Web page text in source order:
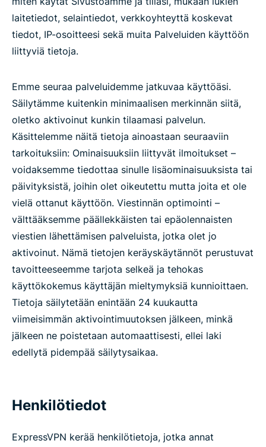
laitetiedot, selaintiedot, verkkoyhteyttä koskevat
tiedot, IP-osoitteesi sekä muita Palveluiden käyttöön
liittyviä tietoja.
Emme seuraa palveluidemme jatkuvaa käyttöäsi.
Säilytämme kuitenkin minimaalisen merkinnän siitä,
oletko aktivoinut kunkin tilaamasi palvelun.
Käsittelemme näitä tietoja ainoastaan seuraaviin
tarkoituksiin: Ominaisuuksiin liittyvät ilmoitukset –
voidaksemme tiedottaa sinulle lisäominaisuuksista tai
päivityksistä, joihin olet oikeutettu mutta joita et ole
vielä ottanut käyttöön. Viestinnän optimointi –
välttääksemme päällekkäisten tai epäolennaisten
viestien lähettämisen palveluista, jotka olet jo
aktivoinut. Nämä tietojen keräyskäytännöt perustuvat
tavoitteeseemme tarjota selkeä ja tehokas
käyttökokemus käyttäjän mieltymyksiä kunnioittaen.
Tietoja säilytetään enintään 24 kuukautta
viimeisimmän aktivointimuutoksen jälkeen, minkä
jälkeen ne poistetaan automaattisesti, ellei laki
edellytä pidempää säilytysaikaa.
Henkilötiedot
ExpressVPN kerää henkilötietoja, jotka annat